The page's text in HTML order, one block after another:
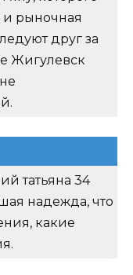
и рыночная
друг за
Жигулевск
татьяна 34
надежда, что
какие